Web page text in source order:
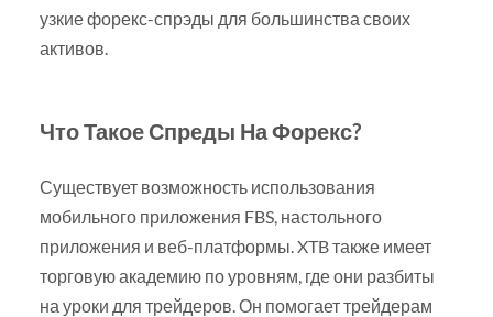
узкие форекс-спрэды для большинства своих
активов.
Что Такое Спреды На Форекс?
Существует возможность использования
мобильного приложения FBS, настольного
приложения и веб-платформы. XTB также имеет
торговую академию по уровням, где они разбиты
на уроки для трейдеров. Он помогает трейдерам